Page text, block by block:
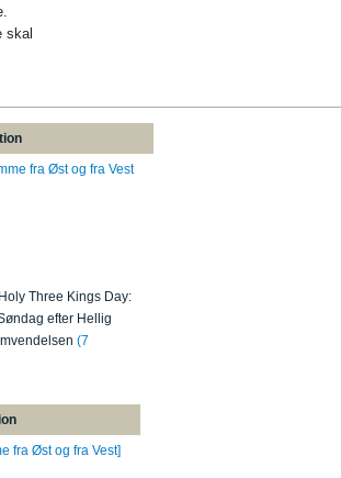
skal
fra Øst og fra Vest
Three Kings Day:
efter Hellig
(7
fra Øst og fra Vest]